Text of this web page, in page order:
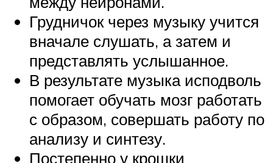
Грудничок через музыку учится
вначале слушать, а затем и
представлять услышанное.
В результате музыка исподволь
помогает обучать мозг работать
с образом, совершать работу по
анализу и синтезу.
Постепенно у крошки